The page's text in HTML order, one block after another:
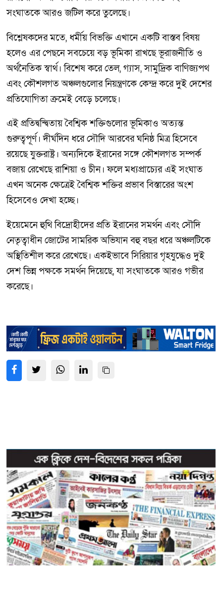
সংঘাতকে আরও জটিল করে তুলেছে।
বিশ্লেষকদের মতে, ধর্মীয় বিভক্তি এখানে একটি বাস্তব বিষয়
হলেও এর পেছনে সবচেয়ে বড় ভূমিকা রাখছে ভূরাজনীতি ও
অর্থনৈতিক স্বার্থ। বিশেষ করে তেল, গ্যাস, সামুদ্রিক বাণিজ্যপথ
এবং কৌশলগত অঞ্চলগুলোর নিয়ন্ত্রণকে কেন্দ্র করে দুই দেশের
প্রতিযোগিতা ক্রমেই বেড়ে চলেছে।
এই প্রতিদ্বন্দ্বিতায় বৈশ্বিক শক্তিগুলোর ভূমিকাও অত্যন্ত
গুরুত্বপূর্ণ। দীর্ঘদিন ধরে সৌদি আরবের ঘনিষ্ঠ মিত্র হিসেবে
রয়েছে যুক্তরাষ্ট্র। অন্যদিকে ইরানের সঙ্গে কৌশলগত সম্পর্ক
বজায় রেখেছে রাশিয়া ও চীন। ফলে মধ্যপ্রাচ্যের এই সংঘাত
এখন অনেক ক্ষেত্রেই বৈশ্বিক শক্তির প্রভাব বিস্তারের অংশ
হিসেবেও দেখা হচ্ছে।
ইয়েমেনে হুথি বিদ্রোহীদের প্রতি ইরানের সমর্থন এবং সৌদি
নেতৃত্বাধীন জোটের সামরিক অভিযান বহু বছর ধরে অঞ্চলটিকে
অস্থিতিশীল করে রেখেছে। একইভাবে সিরিয়ার গৃহযুদ্ধেও দুই
দেশ ভিন্ন পক্ষকে সমর্থন দিয়েছে, যা সংঘাতকে আরও গভীর
করেছে।